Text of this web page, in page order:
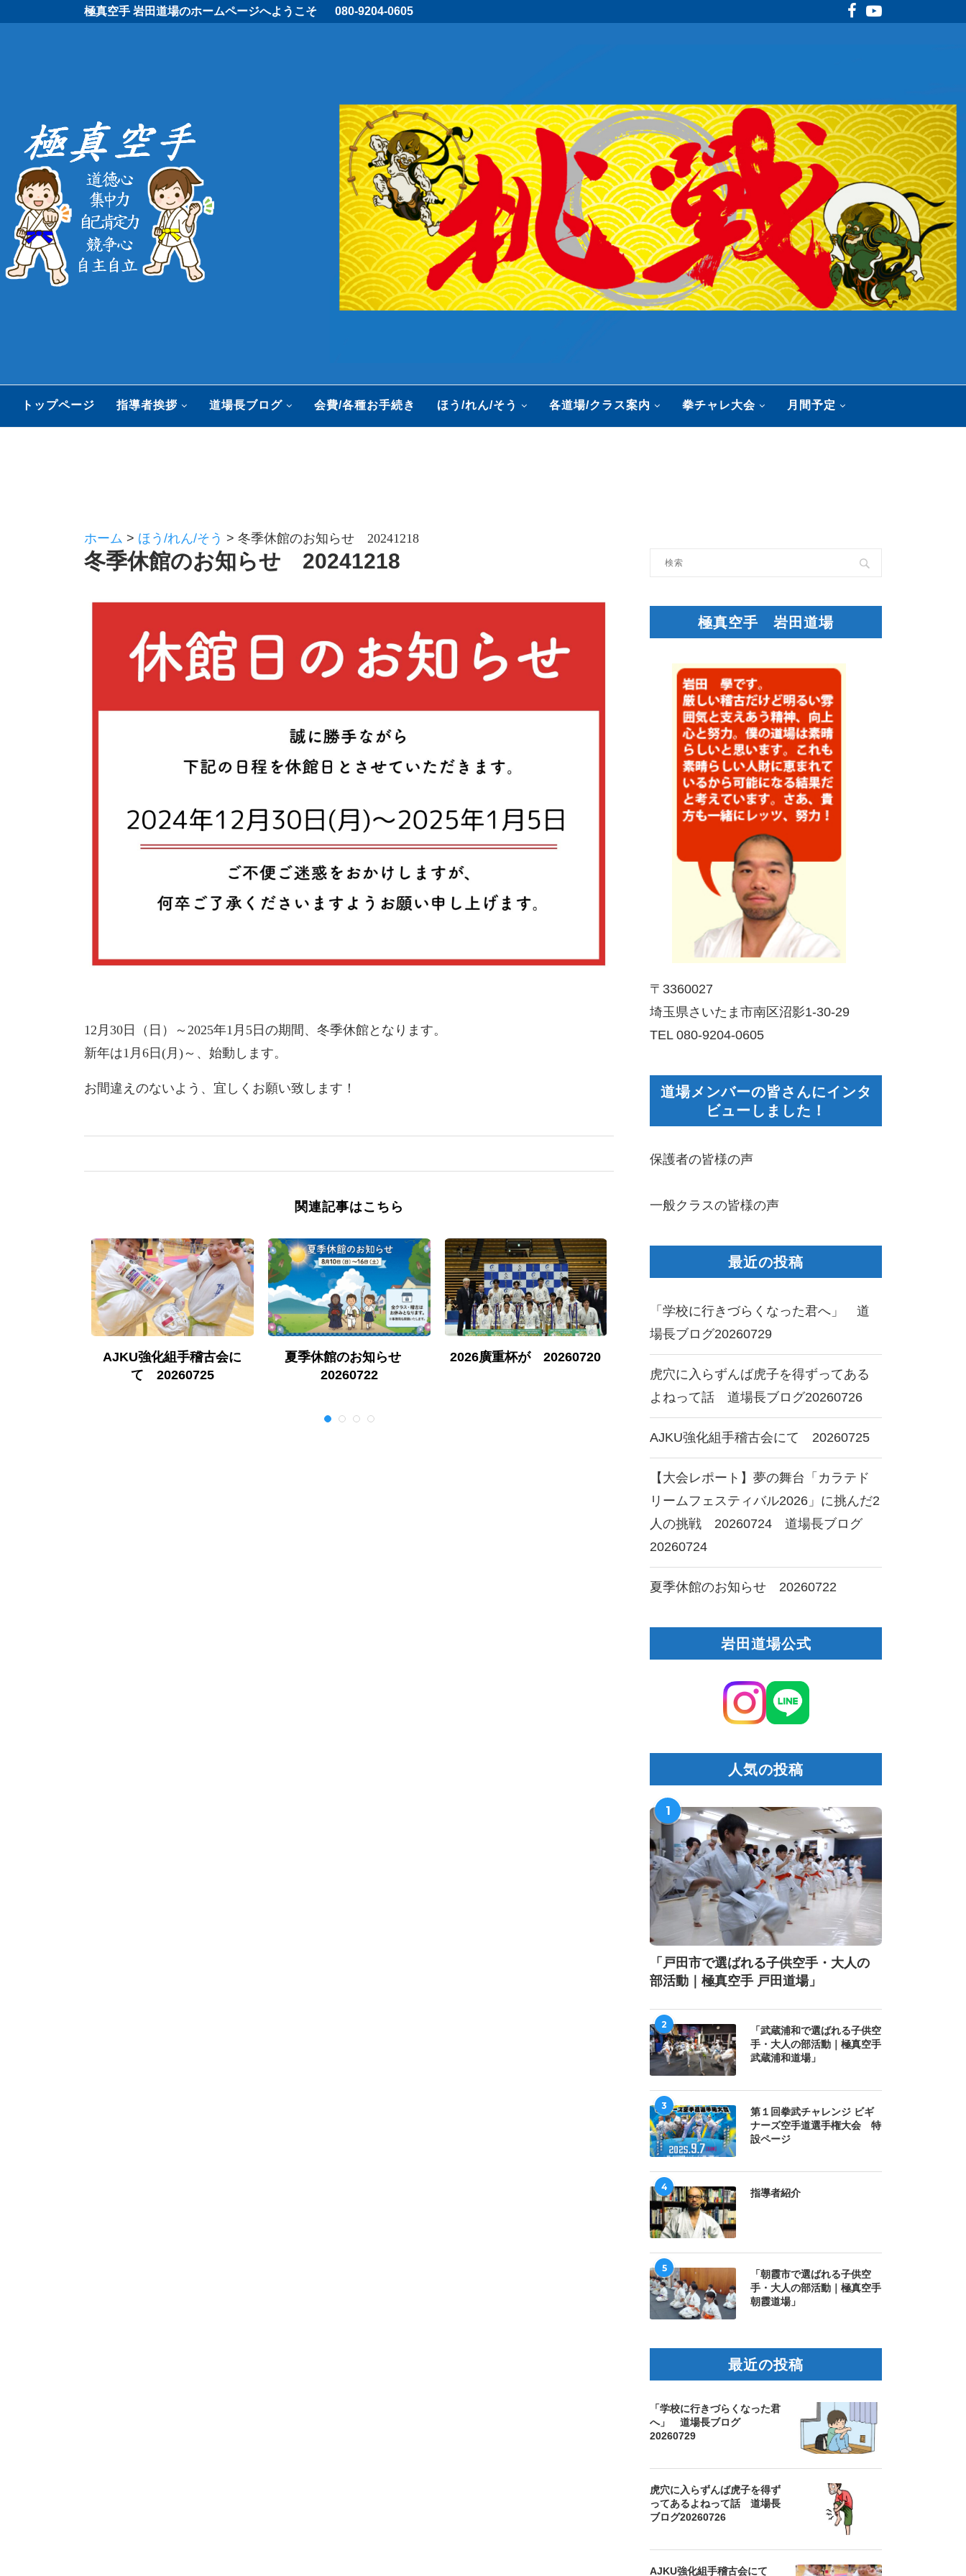
極真空手 岩田道場のホームページへようこそ 080-9204-0605
トップページ 指導者挨拶 道場長ブログ 会費/各種お手続き ほう/れん/そう 各道場/クラス案内 拳チャレ大会 月間予定
ホーム > ほう/れん/そう > 冬季休館のお知らせ 20241218
冬季休館のお知らせ 20241218
12月30日（日）～2025年1月5日の期間、冬季休館となります。
新年は1月6日(月)～、始動します。
お間違えのないよう、宜しくお願い致します！
関連記事はこちら
AJKU強化組手稽古会に
て 20260725
夏季休館のお知らせ
20260722
2026廣重杯が 20260720
勇士會館 東京都選抜大会
2026にて 20260712
2026 全日本少年少女極真空
手道選手権大会で
20260711
極真空手 岩田道場
〒3360027
埼玉県さいたま市南区沼影1-30-29
TEL 080-9204-0605
道場メンバーの皆さんにインタ
ビューしました！
保護者の皆様の声
一般クラスの皆様の声
最近の投稿
「学校に行きづらくなった君へ」 道
場長ブログ20260729
虎穴に入らずんば虎子を得ずってある
よねって話 道場長ブログ20260726
AJKU強化組手稽古会にて 20260725
【大会レポート】夢の舞台「カラテド
リームフェスティバル2026」に挑んだ2
人の挑戦 20260724 道場長ブログ
20260724
夏季休館のお知らせ 20260722
岩田道場公式
人気の投稿
1
「戸田市で選ばれる子供空手・大人の
部活動｜極真空手 戸田道場」
2
「武蔵浦和で選ばれる子供空
手・大人の部活動｜極真空手
武蔵浦和道場」
3
第１回拳武チャレンジ ビギ
ナーズ空手道選手権大会 特
設ページ
4
指導者紹介
5
「朝霞市で選ばれる子供空
手・大人の部活動｜極真空手
朝霞道場」
最近の投稿
「学校に行きづらくなった君
へ」 道場長ブログ
20260729
虎穴に入らずんば虎子を得ず
ってあるよねって話 道場長
ブログ20260726
AJKU強化組手稽古会にて